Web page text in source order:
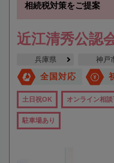
相続税対策をご提案
近江清秀公認
兵庫県 神戸
全国対応
土日祝OK オンライン相談
駐車場あり